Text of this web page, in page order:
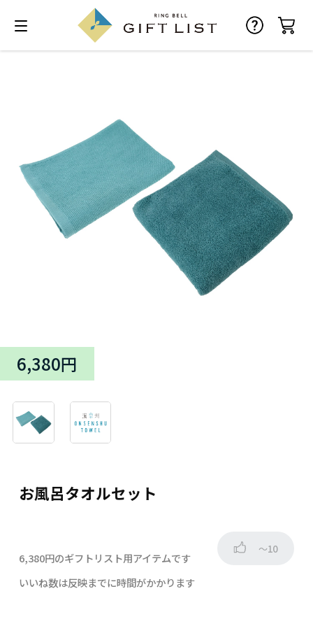
お風呂タオルセット
6,380円
6,380円のギフトリスト用アイテムです
～10
いいね数は反映までに時間がかかります